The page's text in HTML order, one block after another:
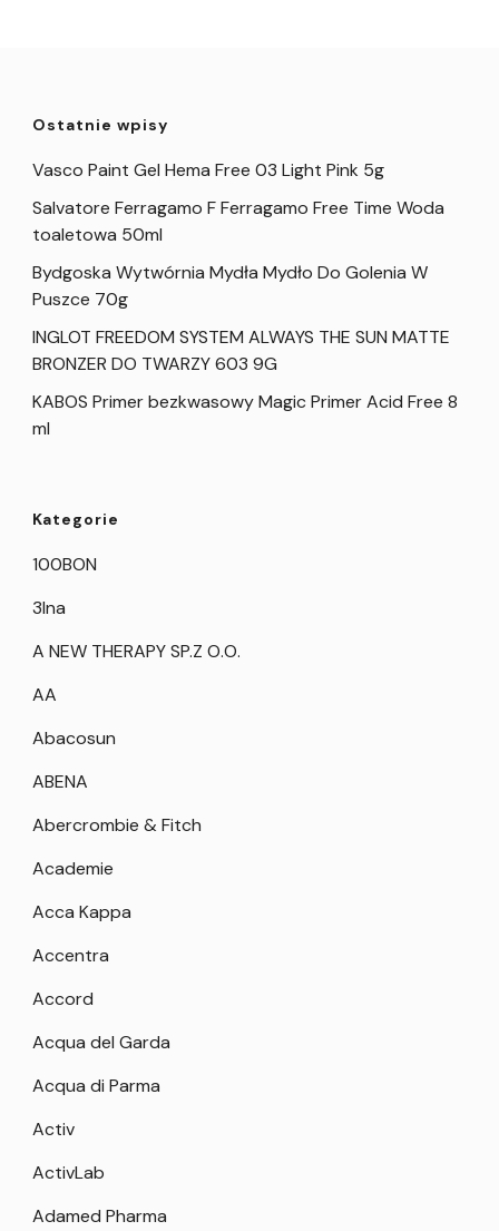
Ostatnie wpisy
Vasco Paint Gel Hema Free 03 Light Pink 5g
Salvatore Ferragamo F Ferragamo Free Time Woda
toaletowa 50ml
Bydgoska Wytwórnia Mydła Mydło Do Golenia W
Puszce 70g
INGLOT FREEDOM SYSTEM ALWAYS THE SUN MATTE
BRONZER DO TWARZY 603 9G
KABOS Primer bezkwasowy Magic Primer Acid Free 8
ml
Kategorie
100BON
3Ina
A NEW THERAPY SP.Z O.O.
AA
Abacosun
ABENA
Abercrombie & Fitch
Academie
Acca Kappa
Accentra
Accord
Acqua del Garda
Acqua di Parma
Activ
ActivLab
Adamed Pharma